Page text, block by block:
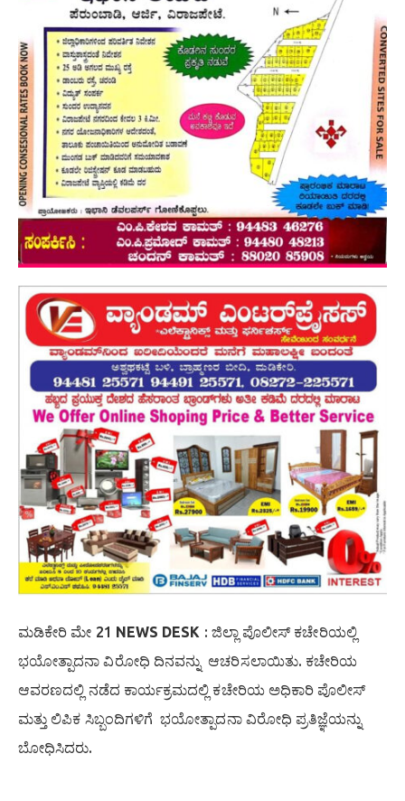
ಮಡಿಕೇರಿ ಮೇ 21 NEWS DESK : ಜಿಲ್ಲಾ ಪೊಲೀಸ್ ಕಚೇರಿಯಲ್ಲಿ
ಭಯೋತ್ಪಾದನಾ ವಿರೋಧಿ ದಿನವನ್ನು ಆಚರಿಸಲಾಯಿತು. ಕಚೇರಿಯ
ಆವರಣದಲ್ಲಿ ನಡೆದ ಕಾರ್ಯಕ್ರಮದಲ್ಲಿ ಕಚೇರಿಯ ಅಧಿಕಾರಿ ಪೊಲೀಸ್
ಮತ್ತು ಲಿಪಿಕ ಸಿಬ್ಬಂದಿಗಳಿಗೆ ಭಯೋತ್ಪಾದನಾ ವಿರೋಧಿ ಪ್ರತಿಜ್ಞೆಯನ್ನು
ಬೋಧಿಸಿದರು.